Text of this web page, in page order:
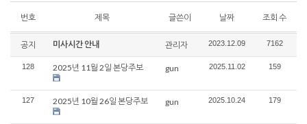
번호 제목 글쓴이 날짜 조회 수
공지 미사시간 안내 관리자 2023.12.09 7162
128 2025년 11월 2일 본당주보 gun 2025.11.02 159
127 2025년 10월 26일 본당주보 gun 2025.10.24 179